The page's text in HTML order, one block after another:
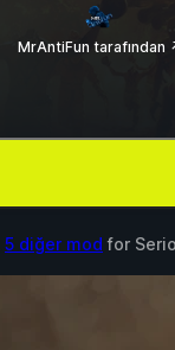
MrAntiFun tarafından
5 diğer mod for